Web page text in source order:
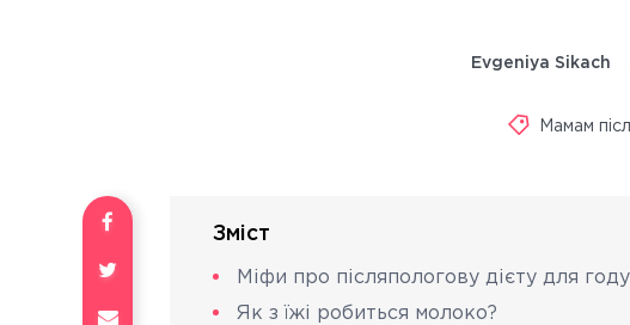
Evgeniya Sikach
Мамам
Зміст
Міфи про післяпологову дієту для
Як з їжі робиться молоко?